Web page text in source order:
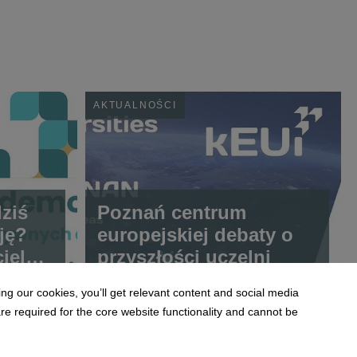
AKTUALNOŚCI
Poznań centrum
europejskiej debaty o
przyszłości uczelni
our cookies, you’ll get relevant content and social media
required for the core website functionality and cannot be